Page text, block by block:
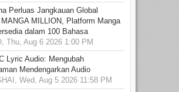
Perluas Jangkauan Global
MILLION, Platform Manga
dalam 100 Bahasa
Thu, Aug 6 2026 1:00 PM
Lyric Audio: Mengubah
Mendengarkan Audio
Wed, Aug 5 2026 11:58 PM